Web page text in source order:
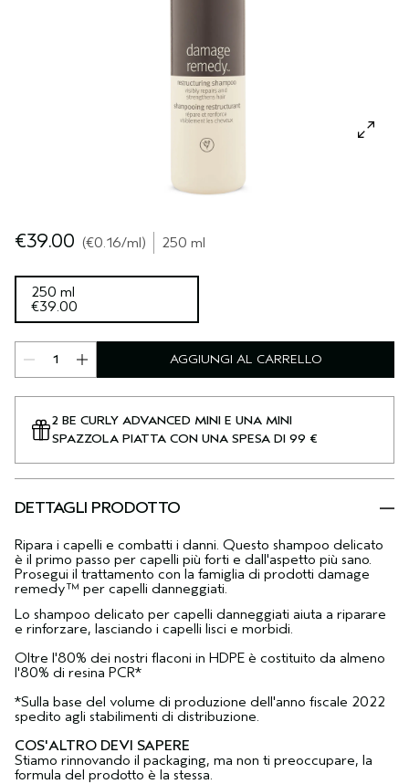
TUTTE LE COLLEZIONI
€39.00 €0.16/ml 250 ml
250 ml
€39.00
AGGIUNGI AL CARRELLO
2 BE CURLY ADVANCED MINI E UNA MINI
SPAZZOLA PIATTA CON UNA SPESA DI 99 €
DETTAGLI PRODOTTO
Ripara i capelli e combatti i danni. Questo shampoo delicato
è il primo passo per capelli più forti e dall'aspetto più sano.
Prosegui il trattamento con la famiglia di prodotti damage
remedy™ per capelli danneggiati.
Lo shampoo delicato per capelli danneggiati aiuta a riparare
e rinforzare, lasciando i capelli lisci e morbidi.
Oltre l'80% dei nostri flaconi in HDPE è costituito da almeno
l'80% di resina PCR*
*Sulla base del volume di produzione dell'anno fiscale 2022
spedito agli stabilimenti di distribuzione.
COS'ALTRO DEVI SAPERE
Stiamo rinnovando il packaging, ma non ti preoccupare, la
formula del prodotto è la stessa.